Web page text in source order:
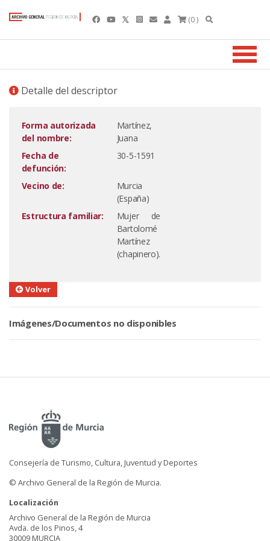
(0 )
Detalle del descriptor
Forma autorizada
del nombre:
Martínez,
Juana
Fecha de
defunción:
30-5-1591
Vecino de:
Murcia
(España)
Estructura familiar:
Mujer de
Bartolomé
Martínez
(chapinero).
Volver
Imágenes/Documentos no disponibles
Consejería de Turismo, Cultura, Juventud y Deportes
© Archivo General de la Región de Murcia.
Localización
Archivo General de la Región de Murcia
Avda. de los Pinos, 4
30009 MURCIA